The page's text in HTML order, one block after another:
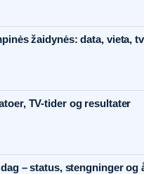
žaidynės: data, vieta,
TV-tider og resultater
– status, stengninger og